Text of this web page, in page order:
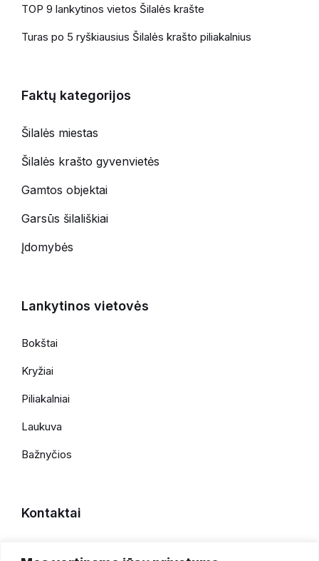
TOP 9 lankytinos vietos Šilalės krašte
Turas po 5 ryškiausius Šilalės krašto piliakalnius
Faktų kategorijos
Šilalės miestas
Šilalės krašto gyvenvietės
Gamtos objektai
Garsūs šilališkiai
Įdomybės
Lankytinos vietovės
Bokštai
Kryžiai
Piliakalniai
Laukuva
Bažnyčios
Kontaktai